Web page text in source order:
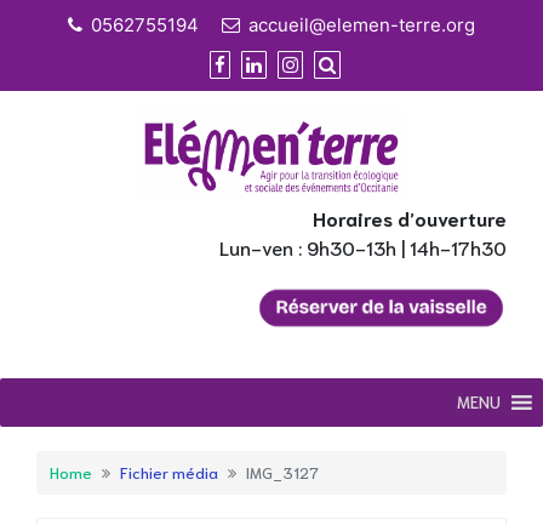
0562755194 accueil@elemen-terre.org
Horaires d’ouverture
Lun-ven : 9h30-13h | 14h-17h30
MENU
Home Fichier média IMG_3127